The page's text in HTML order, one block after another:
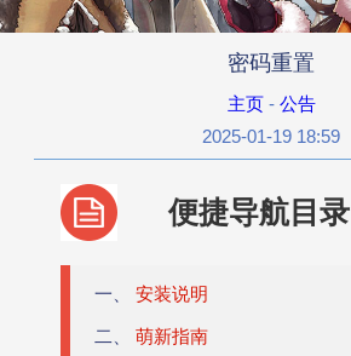
服
密码重置
主页- 公告
2025-01-19 18:59
便捷导航目录
一、 安装说明
二、 萌新指南